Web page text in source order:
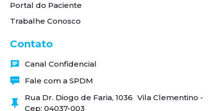
Portal do Paciente
Trabalhe Conosco
Contato
Canal Confidencial
Fale com a SPDM
Rua Dr. Diogo de Faria, 1036 Vila Clementino -
Cep: 04037-003